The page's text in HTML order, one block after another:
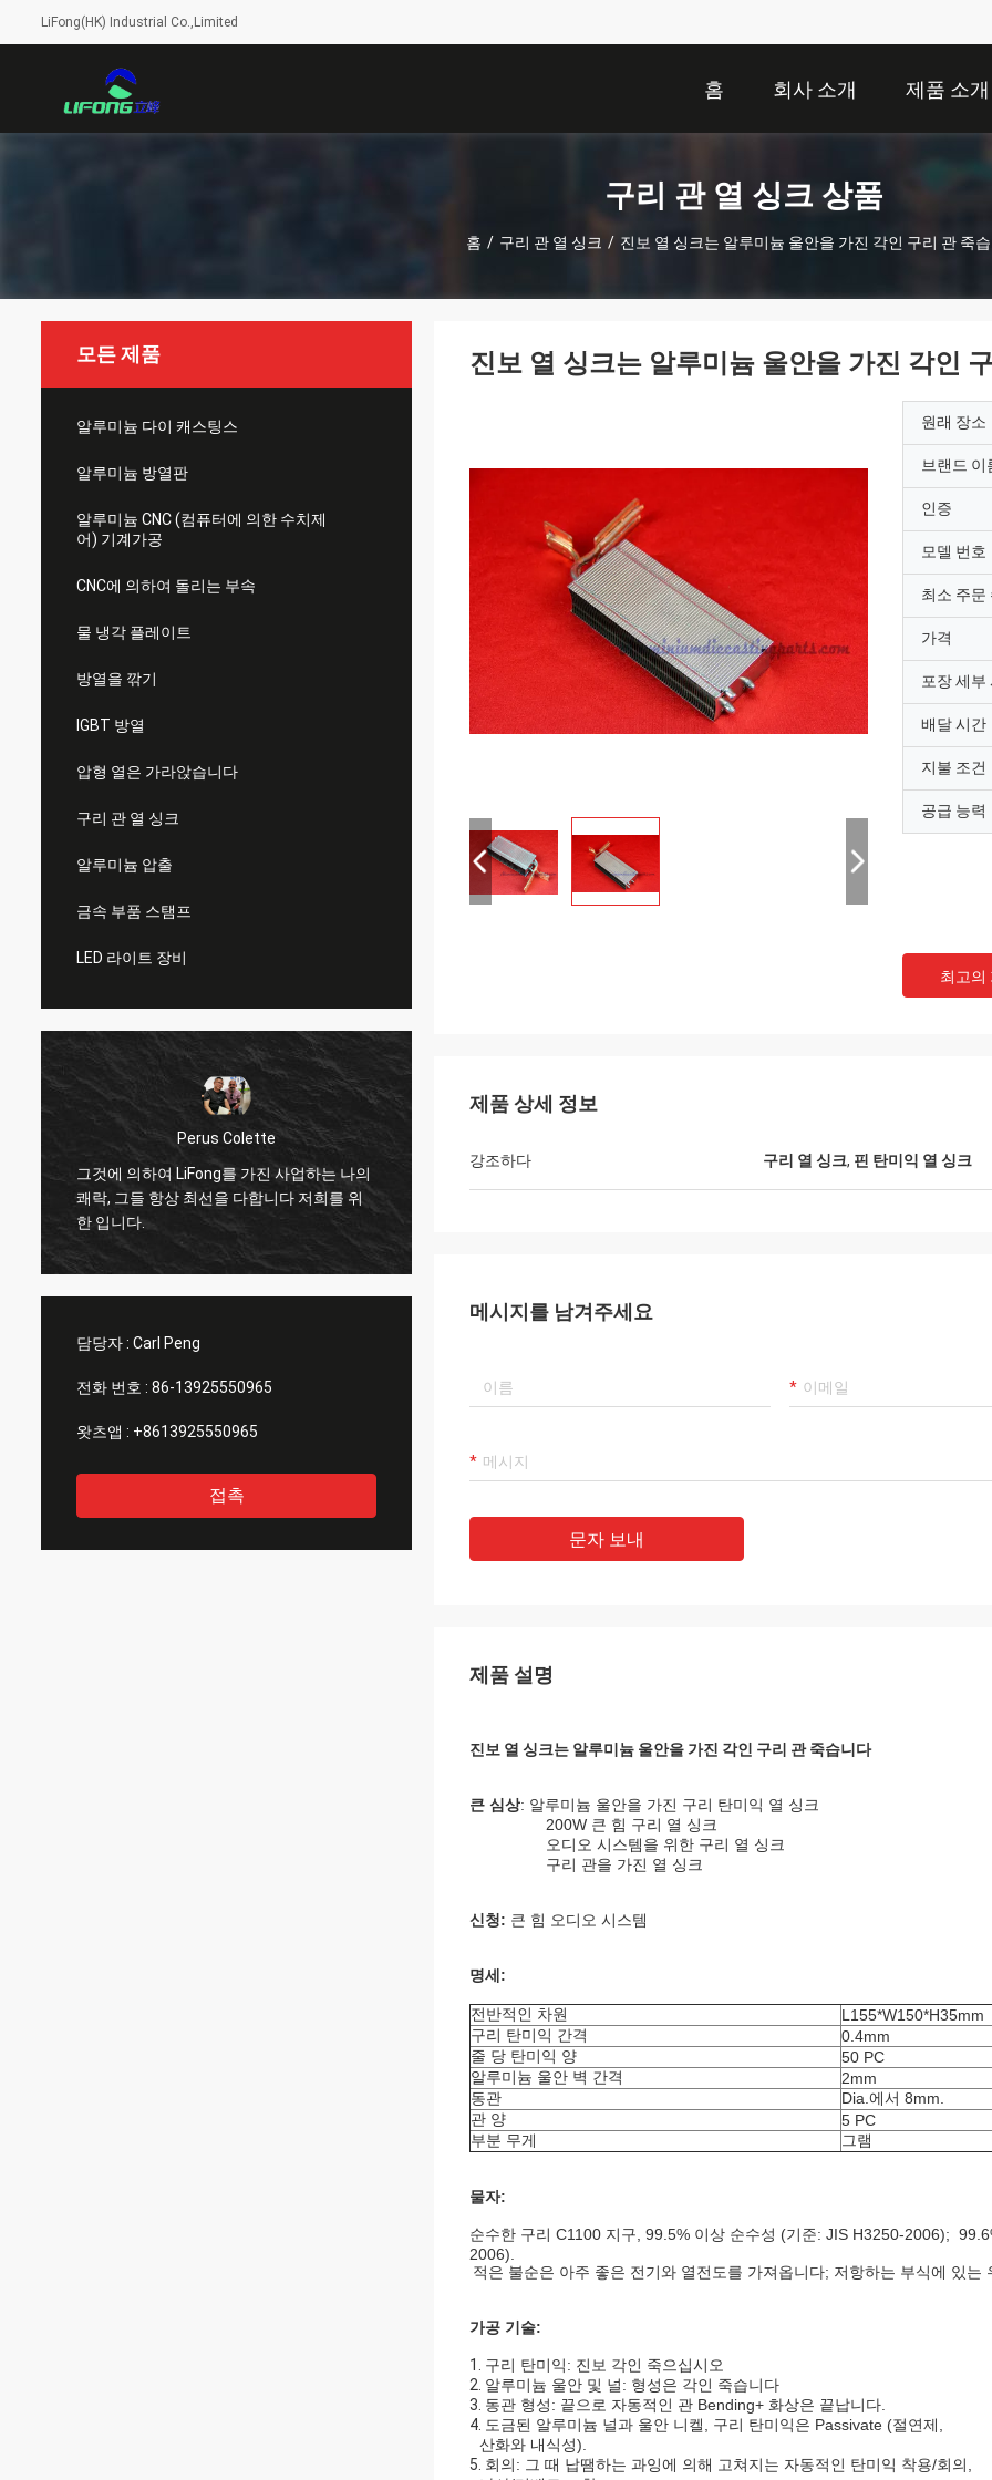
LiFong(HK) Industrial Co.,Limited
홈 회사 소개 제품 소개
구리 관 열 싱크 상품
홈 / 구리 관 열 싱크 / 진보 열 싱크는 알루미늄 울안을 가진 각인 구리 관 죽
모든 제품
알루미늄 다이 캐스팅스
알루미늄 방열판
알루미늄 CNC (컴퓨터에 의한 수치제
어) 기계가공
CNC에 의하여 돌리는 부속
물 냉각 플레이트
방열을 깎기
IGBT 방열
압형 열은 가라앉습니다
구리 관 열 싱크
알루미늄 압출
금속 부품 스탬프
LED 라이트 장비
Perus Colette
그것에 의하여 LiFong를 가진 사업하는 나의
쾌락, 그들 항상 최선을 다합니다 저희를 위
한 입니다.
나는 LiFong에 의해 제공된 제품 및 서비스를
Sjak
그것은 진실합니다 우리
담당자 : Carl Peng
전화 번호 : 86-13925550965
왓츠앱 : +8613925550965
접촉
진보 열 싱크는 알루미늄 울안을 가진 각인
원래 장소
브랜드 이
인증
모델 번호
최소 주문
가격
포장 세부
배달 시간
지불 조건
공급 능력
최고의
제품 상세 정보
강조하다 구리 열 싱크, 핀 탄미익 열 싱크
메시지를 남겨주세요
문자 보내
제품 설명
진보 열 싱크는 알루미늄 울안을 가진 각인 구리 관 죽습니다
큰 심상: 알루미늄 울안을 가진 구리 탄미익 열 싱크
200W 큰 힘 구리 열 싱크
오디오 시스템을 위한 구리 열 싱크
구리 관을 가진 열 싱크
신청: 큰 힘 오디오 시스템
명세:
전반적인 차원
L155*W150*H35mm
구리 탄미익 간격
0.4mm
줄 당 탄미익 양
50 PC
알루미늄 울안 벽 간격
2mm
동관
Dia.에서 8mm.
관 양
5 PC
부분 무게
그램
물자:
순수한 구리 C1100 지구, 99.5% 이상 순수성 (기준: JIS H3250-2006);
2006).
적은 불순은 아주 좋은 전기와 열전도를 가져옵니다; 저항하는 부식에 있는
가공 기술:
1. 구리 탄미익: 진보 각인 죽으십시오
2. 알루미늄 울안 및 널: 형성은 각인 죽습니다
3. 동관 형성: 끝으로 자동적인 관 Bending+ 화상은 끝납니다.
4. 도금된 알루미늄 널과 울안 니켈, 구리 탄미익은 Passivate (절연제,
산화와 내식성).
5. 회의: 그 때 납땜하는 과잉에 의해 고쳐지는 자동적인 탄미익 착용/회의,